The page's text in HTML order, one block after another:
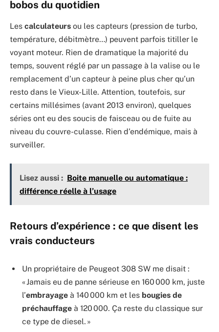
bobos du quotidien
Les calculateurs ou les capteurs (pression de turbo,
température, débitmètre…) peuvent parfois titiller le
voyant moteur. Rien de dramatique la majorité du
temps, souvent réglé par un passage à la valise ou le
remplacement d’un capteur à peine plus cher qu’un
resto dans le Vieux-Lille. Attention, toutefois, sur
certains millésimes (avant 2013 environ), quelques
séries ont eu des soucis de faisceau ou de fuite au
niveau du couvre-culasse. Rien d’endémique, mais à
surveiller.
Lisez aussi : Boite manuelle ou automatique :
différence réelle à l’usage
Retours d’expérience : ce que disent les
vrais conducteurs
Un propriétaire de Peugeot 308 SW me disait :
« Jamais eu de panne sérieuse en 160 000 km, juste
l’embrayage à 140 000 km et les bougies de
préchauffage à 120 000. Ça reste du classique sur
ce type de diesel. »